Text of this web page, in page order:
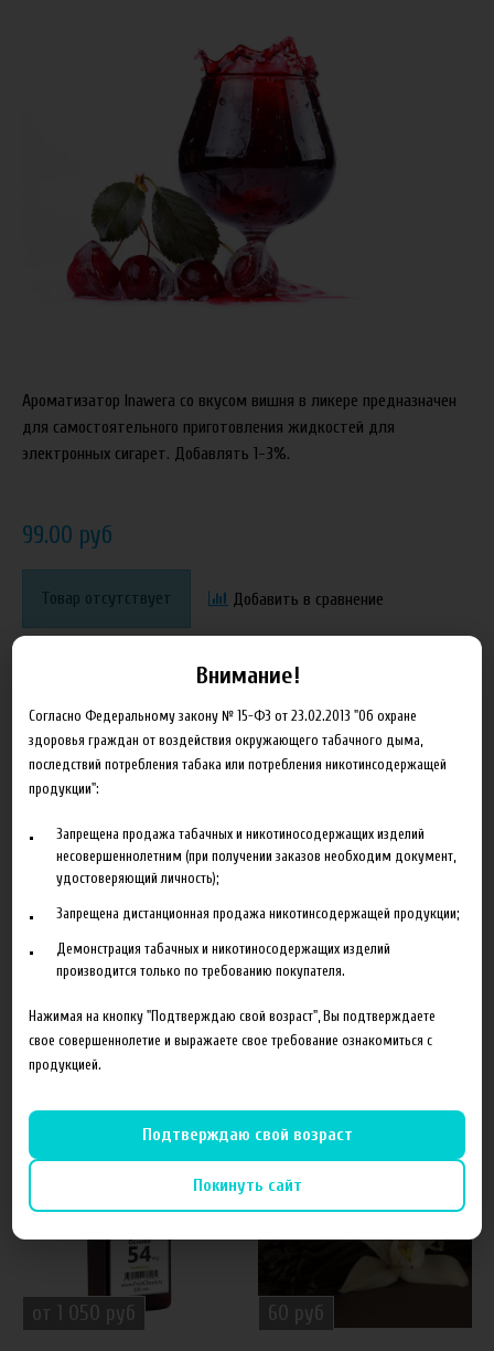
Ароматизатор Inawera со вкусом вишня в ликере предназначен
для самостоятельного приготовления жидкостей для
электронных сигарет. Добавлять 1-3%.
99.00 руб
Товар отсутствует Добавить в сравнение
Характеристики
Производитель
Inawera
Объем
10 мл
Гарантия
б/г
Сопутствующие товары
от 1 050 руб 60 руб
Внимание!
Согласно Федеральному закону № 15-ФЗ от 23.02.2013 "Об охране
здоровья граждан от воздействия окружающего табачного дыма,
последствий потребления табака или потребления никотинсодержащей
продукции":
Запрещена продажа табачных и никотиносодержащих изделий
несовершеннолетним (при получении заказов необходим документ,
удостоверяющий личность);
Запрещена дистанционная продажа никотинсодержащей продукции;
Демонстрация табачных и никотиносодержащих изделий
производится только по требованию покупателя.
Нажимая на кнопку "Подтверждаю свой возраст", Вы подтверждаете
свое совершеннолетие и выражаете свое требование ознакомиться с
продукцией.
Подтверждаю свой возраст
Покинуть сайт